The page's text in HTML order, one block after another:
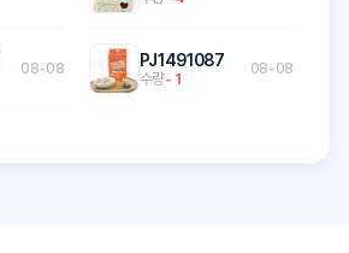
08-08 PJ1491087
수량- 1
08-08